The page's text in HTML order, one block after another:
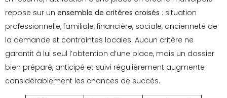
repose sur un ensemble de critères croisés : situation
professionnelle, familiale, financière, sociale, ancienneté de
la demande et contraintes locales. Aucun critère ne
garantit à lui seul l’obtention d’une place, mais un dossier
bien préparé, anticipé et suivi régulièrement augmente
considérablement les chances de succès.